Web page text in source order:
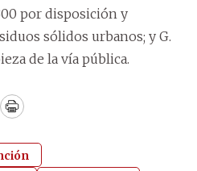
por disposición y
sólidos urbanos; y G.
de la vía pública.
Print